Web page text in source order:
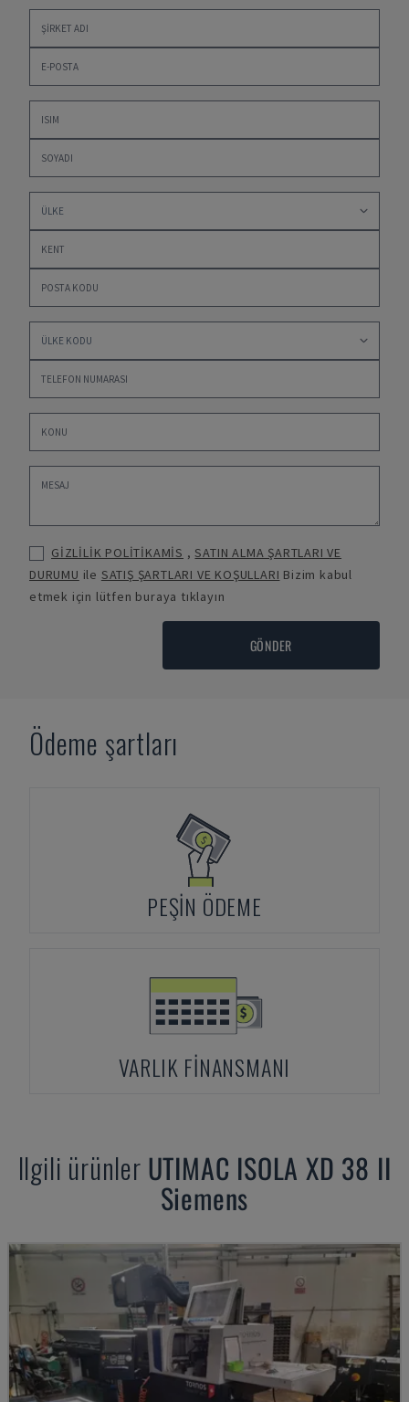
GİZLİLİK POLİTİKAMİS ,SATIN ALMA ŞARTLARI VE
DURUMU ile SATIŞ ŞARTLARI VE KOŞULLARI Bizim kabul
etmek için lütfen buraya tıklayın
GÖNDER
Ödeme şartları
PEŞIN ÖDEME
VARLIK FINANSMANI
Ilgili ürünler UTIMAC ISOLA XD 38 II
Siemens